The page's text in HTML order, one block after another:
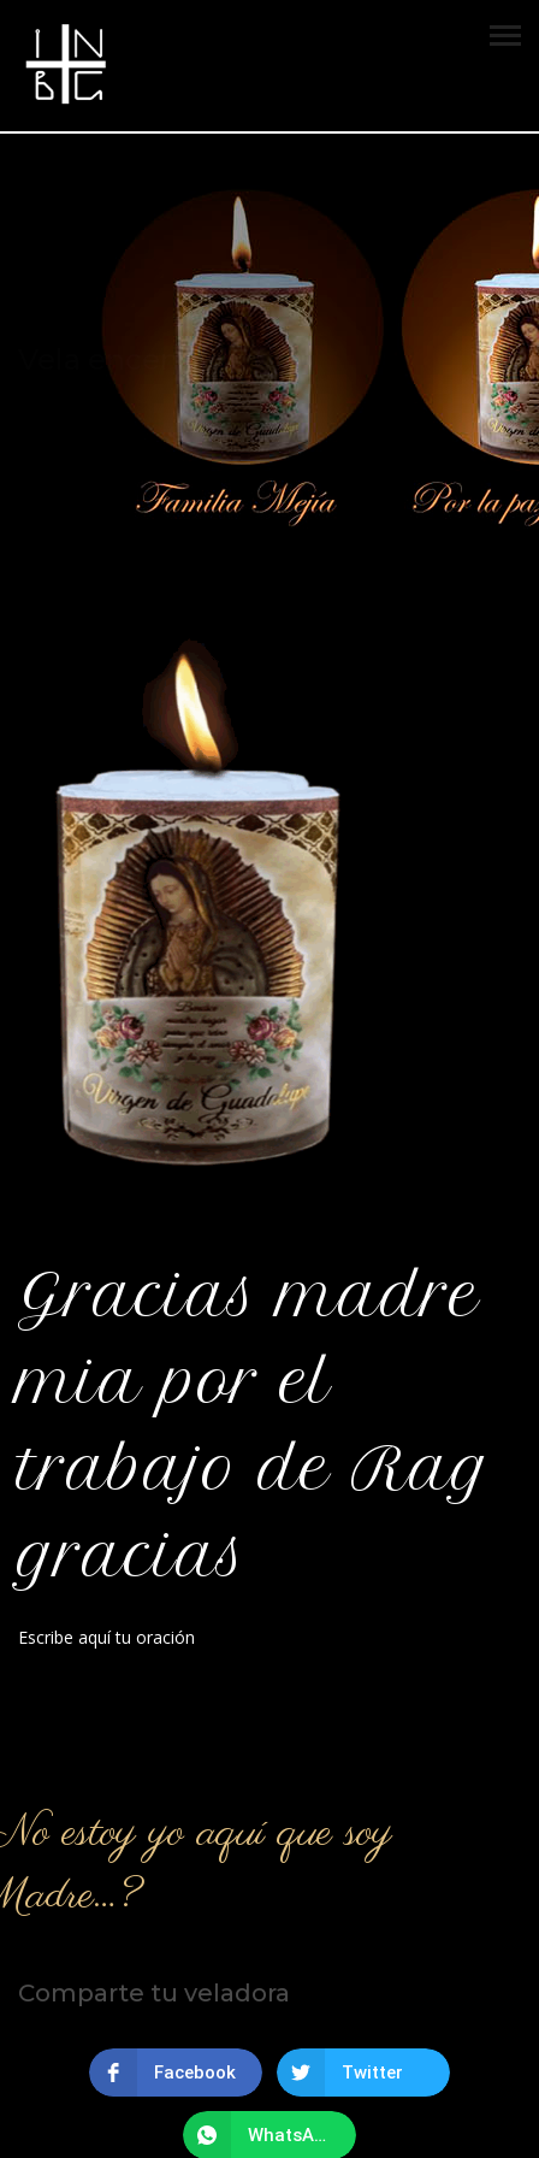
Vela encendida
Gracias madre
mia por el
trabajo de Rag
gracias
Escribe aquí tu oración
estoy yo aquí que soy
Comparte tu veladora
Facebook Twitter
WhatsApp